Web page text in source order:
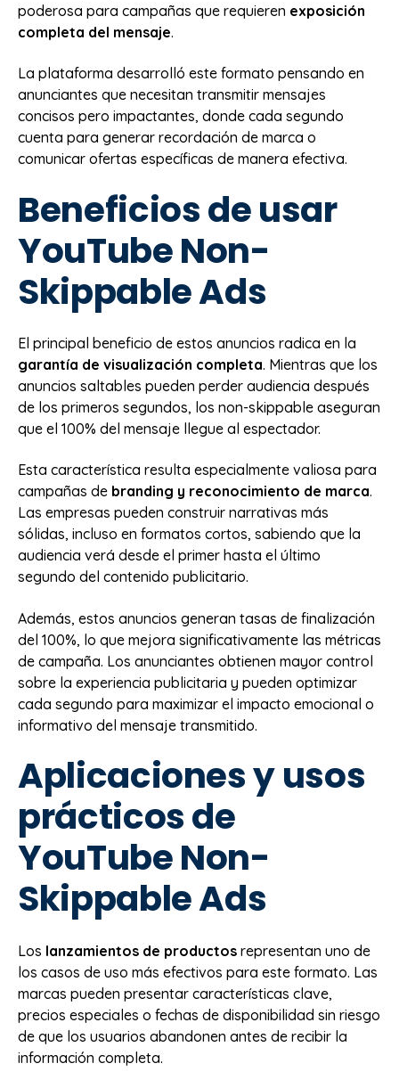
poderosa para campañas que requieren exposición
completa del mensaje.
La plataforma desarrolló este formato pensando en
anunciantes que necesitan transmitir mensajes
concisos pero impactantes, donde cada segundo
cuenta para generar recordación de marca o
comunicar ofertas específicas de manera efectiva.
Beneficios de usar
YouTube Non-
Skippable Ads
El principal beneficio de estos anuncios radica en la
garantía de visualización completa. Mientras que los
anuncios saltables pueden perder audiencia después
de los primeros segundos, los non-skippable aseguran
que el 100% del mensaje llegue al espectador.
Esta característica resulta especialmente valiosa para
campañas de branding y reconocimiento de marca.
Las empresas pueden construir narrativas más
sólidas, incluso en formatos cortos, sabiendo que la
audiencia verá desde el primer hasta el último
segundo del contenido publicitario.
Además, estos anuncios generan tasas de finalización
del 100%, lo que mejora significativamente las métricas
de campaña. Los anunciantes obtienen mayor control
sobre la experiencia publicitaria y pueden optimizar
cada segundo para maximizar el impacto emocional o
informativo del mensaje transmitido.
Aplicaciones y usos
prácticos de
YouTube Non-
Skippable Ads
Los lanzamientos de productos representan uno de
los casos de uso más efectivos para este formato. Las
marcas pueden presentar características clave,
precios especiales o fechas de disponibilidad sin riesgo
de que los usuarios abandonen antes de recibir la
información completa.